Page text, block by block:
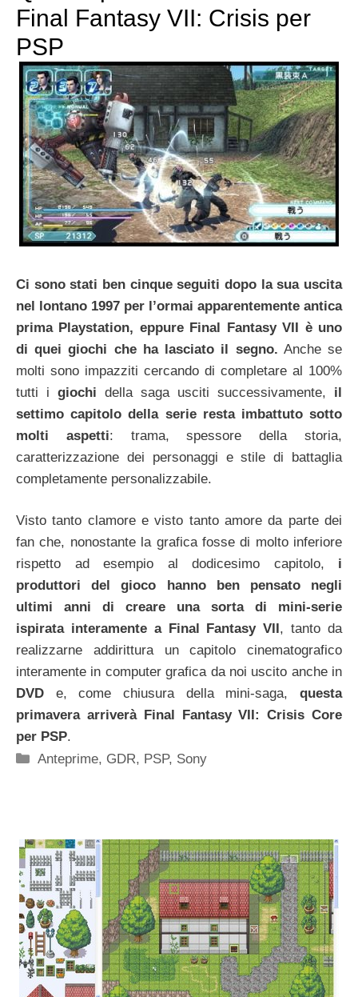
Final Fantasy VII: Crisis per
PSP
Ci sono stati ben cinque seguiti dopo la sua uscita
nel lontano 1997 per l’ormai apparentemente antica
prima Playstation, eppure Final Fantasy VII è uno
di quei giochi che ha lasciato il segno. Anche se
molti sono impazziti cercando di completare al 100%
tutti i giochi della saga usciti successivamente, il
settimo capitolo della serie resta imbattuto sotto
molti aspetti: trama, spessore della storia,
caratterizzazione dei personaggi e stile di battaglia
completamente personalizzabile.
Visto tanto clamore e visto tanto amore da parte dei
fan che, nonostante la grafica fosse di molto inferiore
rispetto ad esempio al dodicesimo capitolo, i
produttori del gioco hanno ben pensato negli
ultimi anni di creare una sorta di mini-serie
ispirata interamente a Final Fantasy VII, tanto da
realizzarne addirittura un capitolo cinematografico
interamente in computer grafica da noi uscito anche in
DVD e, come chiusura della mini-saga, questa
primavera arriverà Final Fantasy VII: Crisis Core
per PSP.
Categorie
Anteprime, GDR, PSP, Sony